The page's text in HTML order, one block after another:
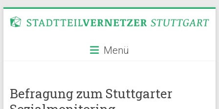
Inhalt
Stadtteilvernetzer
Menü
Befragung zum Stuttgarter